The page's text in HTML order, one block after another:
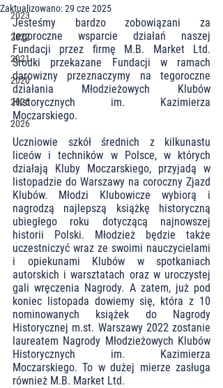
2023
2022
2021
2020
2026
2026
Zaktualizowano:29 cze 2025
Jesteśmy bardzo zobowiązani za
tegoroczne wsparcie działań naszej
Fundacji przez firmę M.B. Market Ltd.
Środki przekazane Fundacji w ramach
darowizny przeznaczymy na tegoroczne
działania Młodzieżowych Klubów
Historycznych im. Kazimierza
Moczarskiego.
Uczniowie szkół średnich z kilkunastu
liceów i techników w Polsce, w których
działają Kluby Moczarskiego, przyjadą w
listopadzie do Warszawy na coroczny Zjazd
Klubów. Młodzi Klubowicze wybiorą i
nagrodzą najlepszą książkę historyczną
ubiegłego roku dotyczącą najnowszej
historii Polski. Młodzież będzie także
uczestniczyć wraz ze swoimi nauczycielami
i opiekunami Klubów w spotkaniach
autorskich i warsztatach oraz w uroczystej
gali wręczenia Nagrody. A zatem, już pod
koniec listopada dowiemy się, która z 10
nominowanych książek do Nagrody
Historycznej m.st. Warszawy 2022 zostanie
laureatem Nagrody Młodzieżowych Klubów
Historycznych im. Kazimierza
Moczarskiego. To w dużej mierze zasługa
również M.B. Market Ltd.